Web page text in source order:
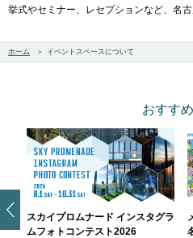
挙式やセミナー、レセプションなど、名
ホーム イベントスペースについて
おすす
スカイプロムナード インスタグラ
ムフォトコンテスト2026